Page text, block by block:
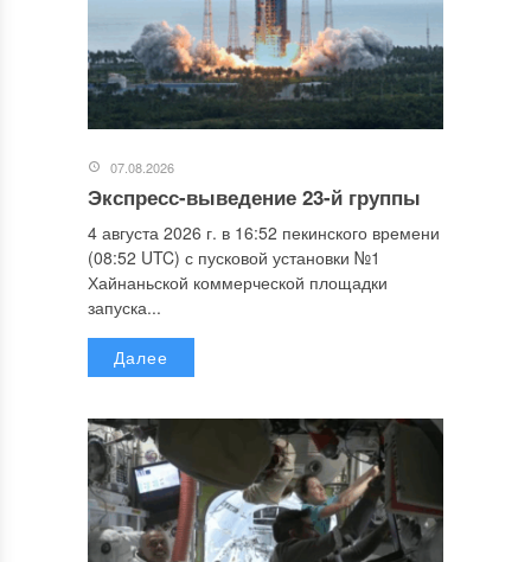
07.08.2026
Экспресс-выведение 23-й группы
4 августа 2026 г. в 16:52 пекинского времени
(08:52 UTC) с пусковой установки №1
Хайнаньской коммерческой площадки
запуска...
Далее